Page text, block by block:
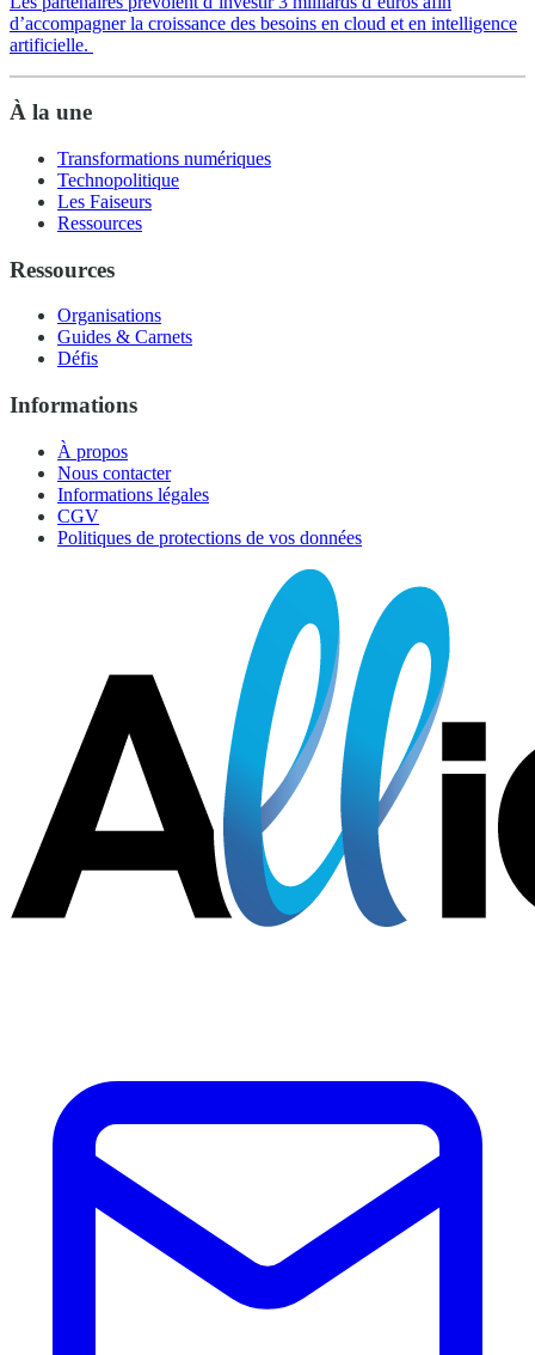
d’accompagner la croissance des besoins en cloud et en intelligence
artificielle.
À la une
Transformations numériques
Technopolitique
Les Faiseurs
Ressources
Ressources
Organisations
Guides & Carnets
Défis
Informations
À propos
Nous contacter
Informations légales
CGV
Politiques de protections de vos données